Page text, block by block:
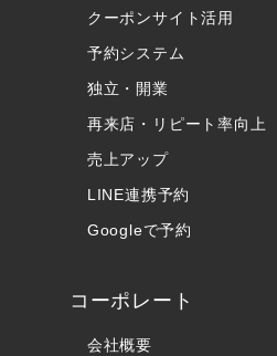
クーポンサイト活用
予約システム
独立・開業
再来店・リピート率向上
売上アップ
LINE連携予約
Googleで予約
コーポレート
会社概要